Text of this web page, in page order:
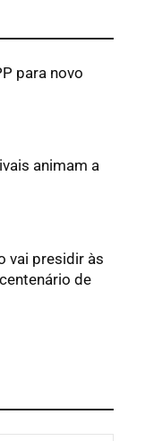
para novo
animam a
vai presidir às
de